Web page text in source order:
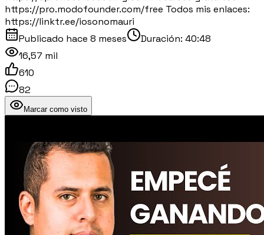
https://pro.modofounder.com/free Todos mis enlaces:
https://linktr.ee/iosonomauri
Publicado hace 8 meses Duración: 40:48
16,57 mil
610
82
Marcar como visto